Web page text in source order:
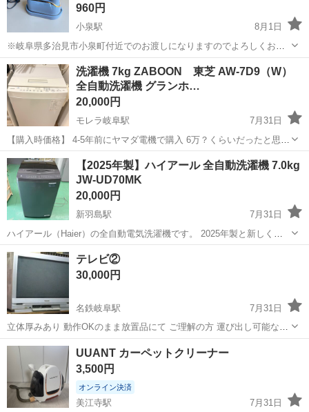
960円
小泉駅
8月1日
※岐阜県多治見市小泉町付近でのお渡しになりますのでよろしくお願
いします。 スチームアイロン（型番：DH-100）の出品です。 動作確
認済みで、問題なくご使用いただけます。 コンパクトで軽量なため、
シャツやブ...
岐阜 多治見市 小泉駅
洗濯機 7kg ZABOON 東芝 AW-7D9（W）
全自動洗濯機 グランホ…
20,000円
モレラ岐阜駅
7月31日
【購入時価格】 4-5年前にヤマダ電機で購入 6万？くらいだったと思い
ます 【詳細】 JAN 4904530404337 外寸: 幅600mmX奥行569mmX高
さ980mm 重さ:41kg 【取扱説明書】 自分で同意し...
岐阜 本巣市 モレラ岐阜駅 生活家電
【2025年製】ハイアール 全自動洗濯機 7.0kg
JW-UD70MK
20,000円
新羽島駅
7月31日
ハイアール（Haier）の全自動電気洗濯機です。 2025年製と新しく、
容量も7.0kgあるため一人暮らしから二人暮らしまで快適にお使いいた
だけます。 【詳細スペック】 メーカー：ハイアールジャパンセールス
株式会社 型番：...
岐阜 羽島市 新羽島駅
テレビ②
30,000円
名鉄岐阜駅
7月31日
立体厚みあり 動作OKのまま放置品にて ご理解の方 運び出し可能な方
8月16日 日曜日午後以降 受け取り場所 名鉄ぎふ駅近所
岐阜 岐阜市 生活家電
UUANT カーペットクリーナー
3,500円
オンライン決済
美江寺駅 7月31日